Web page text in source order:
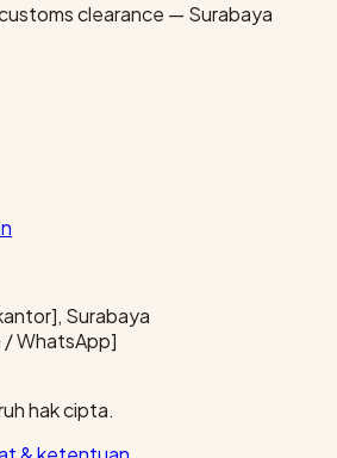
clearance — Surabaya
Surabaya
/ WhatsApp]
hak cipta.